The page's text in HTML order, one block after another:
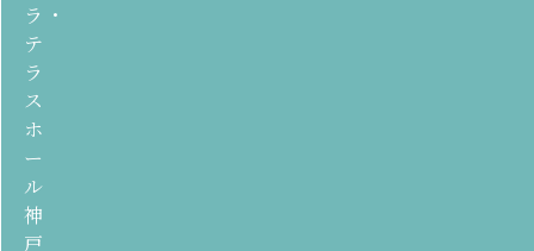
ラ・
テ
ラ
ス
ホ
ー
ル
神
戸